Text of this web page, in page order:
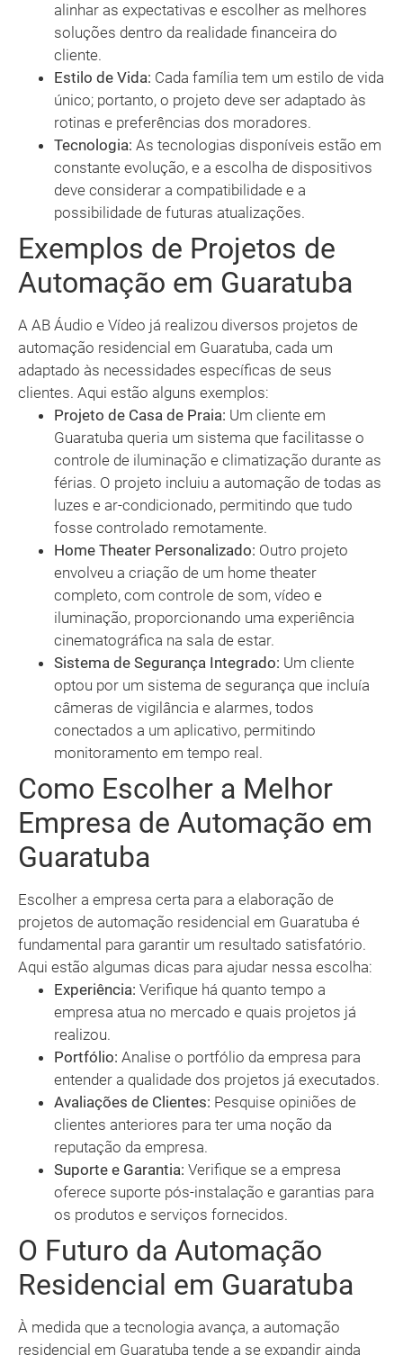
alinhar as expectativas e escolher as melhores
soluções dentro da realidade financeira do
cliente.
Estilo de Vida: Cada família tem um estilo de vida
único; portanto, o projeto deve ser adaptado às
rotinas e preferências dos moradores.
Tecnologia: As tecnologias disponíveis estão em
constante evolução, e a escolha de dispositivos
deve considerar a compatibilidade e a
possibilidade de futuras atualizações.
Exemplos de Projetos de
Automação em Guaratuba
A AB Áudio e Vídeo já realizou diversos projetos de
automação residencial em Guaratuba, cada um
adaptado às necessidades específicas de seus
clientes. Aqui estão alguns exemplos:
Projeto de Casa de Praia: Um cliente em
Guaratuba queria um sistema que facilitasse o
controle de iluminação e climatização durante as
férias. O projeto incluiu a automação de todas as
luzes e ar-condicionado, permitindo que tudo
fosse controlado remotamente.
Home Theater Personalizado: Outro projeto
envolveu a criação de um home theater
completo, com controle de som, vídeo e
iluminação, proporcionando uma experiência
cinematográfica na sala de estar.
Sistema de Segurança Integrado: Um cliente
optou por um sistema de segurança que incluía
câmeras de vigilância e alarmes, todos
conectados a um aplicativo, permitindo
monitoramento em tempo real.
Como Escolher a Melhor
Empresa de Automação em
Guaratuba
Escolher a empresa certa para a elaboração de
projetos de automação residencial em Guaratuba é
fundamental para garantir um resultado satisfatório.
Aqui estão algumas dicas para ajudar nessa escolha:
Experiência: Verifique há quanto tempo a
empresa atua no mercado e quais projetos já
realizou.
Portfólio: Analise o portfólio da empresa para
entender a qualidade dos projetos já executados.
Avaliações de Clientes: Pesquise opiniões de
clientes anteriores para ter uma noção da
reputação da empresa.
Suporte e Garantia: Verifique se a empresa
oferece suporte pós-instalação e garantias para
os produtos e serviços fornecidos.
O Futuro da Automação
Residencial em Guaratuba
À medida que a tecnologia avança, a automação
residencial em Guaratuba tende a se expandir ainda